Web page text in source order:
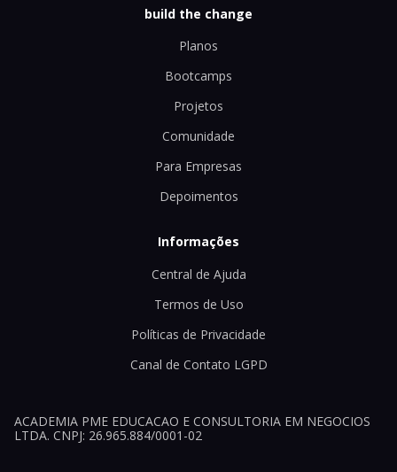
build the change
Planos
Bootcamps
Projetos
Comunidade
Para Empresas
Depoimentos
Informações
Central de Ajuda
Termos de Uso
Políticas de Privacidade
Canal de Contato LGPD
ACADEMIA PME EDUCACAO E CONSULTORIA EM NEGOCIOS
LTDA. CNPJ: 26.965.884/0001-02